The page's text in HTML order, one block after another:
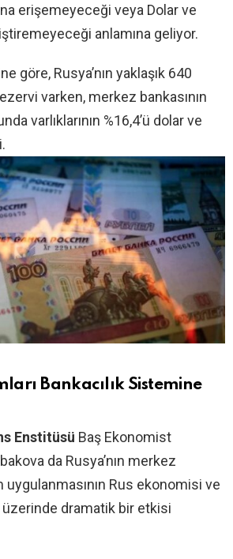
erişemeyeceği veya Dolar ve
anlamına geliyor.
göre, Rusya’nın yaklaşık 640
varken, merkez bankasının
varlıklarının %16,4’ü dolar ve
Bankacılık Sistemine
Enstitüsü Baş Ekonomist
da Rusya’nın merkez
uygulanmasının Rus ekonomisi ve
üzerinde dramatik bir etkisi